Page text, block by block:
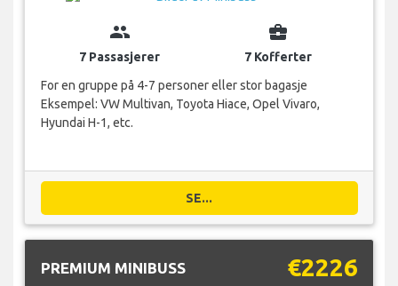
group
7 Passasjerer
business_center
7 Kofferter
For en gruppe på 4-7 personer eller stor bagasje
Eksempel: VW Multivan, Toyota Hiace, Opel Vivaro,
Hyundai H-1, etc.
SE...
PREMIUM MINIBUSS €2226